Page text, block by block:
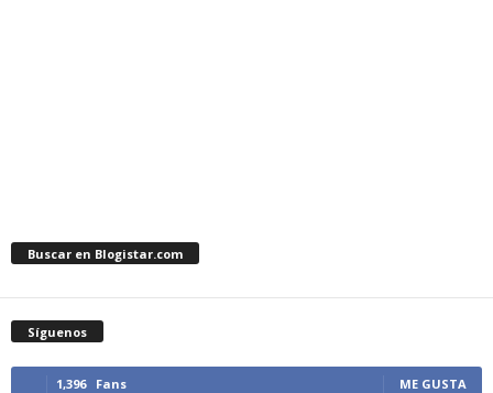
Buscar en Blogistar.com
Síguenos
1,396 Fans ME GUSTA